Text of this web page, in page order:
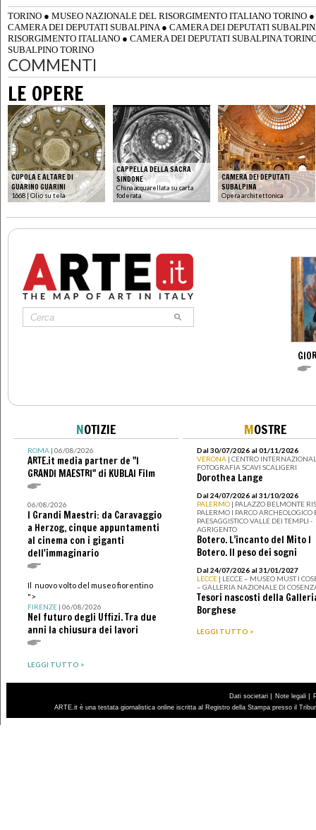
TORINO ● MUSEO NAZIONALE DEL RISORGIMENTO ITALIANO TORINO ●
CAMERA DEI DEPUTATI SUBALPINA● CAMERA DEI DEPUTATI
RISORGIMENTO ITALIANO ● CAMERA DEI DEPUTATI SUBALPINA
SUBALPINO TORINO
COMMENTI
LE OPERE
CUPOLA E ALTARE DI
GUARINO GUARINI
1668 | Olio su tela
CAPPELLA DELLA SACRA
SINDONE
China acquarellata su carta
foderata
CAMERA DEI DEPUTATI
SUBALPINA
Opera architettonica
NOTIZIE
ROMA| 06/08/2026
ARTE.it media partner de "I
GRANDI MAESTRI" di KUBLAI Film
06/08/2026
I Grandi Maestri: da Caravaggio
a Herzog, cinque appuntamenti
al cinema con i giganti
dell'immaginario
Il nuovo volto del museo fiorentino
">
FIRENZE| 06/08/2026
Nel futuro degli Uffizi. Tra due
anni la chiusura dei lavori
LEGGI TUTTO >
MOSTRE
Dal 30/07/2026 al 01/11/2026
VERONA | CENTRO
FOTOGRAFIA SCAVI SCALIGERI
Dorothea Lange
Dal 24/07/2026 al 31/10/2026
PALERMO | PALAZZO BELMONTE
PALERMO I PARCO ARCHEOLOGICO
PAESAGGISTICO VALLE DEI TEMPLI -
AGRIGENTO
Botero. L’incanto del Mito I
Botero. Il peso dei sogni
Dal 24/07/2026 al 31/01/2027
LECCE | LECCE – MUSEO MUST I
– GALLERIA NAZIONALE DI
Tesori nascosti della
Borghese
LEGGI TUTTO >
Dati societari | Note legali |
ARTE.it è una testata giornalistica online iscritta al Registro della Stampa presso il